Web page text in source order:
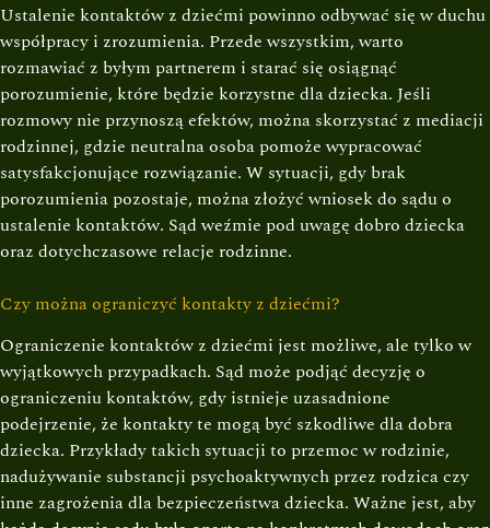
Ustalenie kontaktów z dziećmi powinno odbywać się w duchu
współpracy i zrozumienia. Przede wszystkim, warto
rozmawiać z byłym partnerem i starać się osiągnąć
porozumienie, które będzie korzystne dla dziecka. Jeśli
rozmowy nie przynoszą efektów, można skorzystać z mediacji
rodzinnej, gdzie neutralna osoba pomoże wypracować
satysfakcjonujące rozwiązanie. W sytuacji, gdy brak
porozumienia pozostaje, można złożyć wniosek do sądu o
ustalenie kontaktów. Sąd weźmie pod uwagę dobro dziecka
oraz dotychczasowe relacje rodzinne.
Czy można ograniczyć kontakty z dziećmi?
Ograniczenie kontaktów z dziećmi jest możliwe, ale tylko w
wyjątkowych przypadkach. Sąd może podjąć decyzję o
ograniczeniu kontaktów, gdy istnieje uzasadnione
podejrzenie, że kontakty te mogą być szkodliwe dla dobra
dziecka. Przykłady takich sytuacji to przemoc w rodzinie,
nadużywanie substancji psychoaktywnych przez rodzica czy
inne zagrożenia dla bezpieczeństwa dziecka. Ważne jest, aby